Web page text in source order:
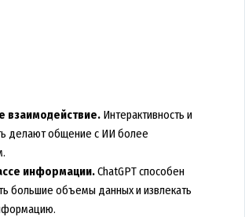
взаимодействие.Интерактивность и
делают общение с ИИ более
информации.ChatGPT способен
большие объемы данных и извлекать